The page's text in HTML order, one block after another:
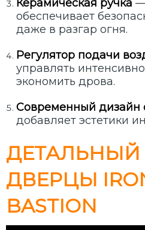
Керамическая ручка —
обеспечивает
даже в разгар огня.
Регулятор подачи
управлять
экономить дрова.
Современный дизайн
добавляет эстетики
ДЕТАЛЬНЫЙ
ДВЕРЦЫ
BASTION